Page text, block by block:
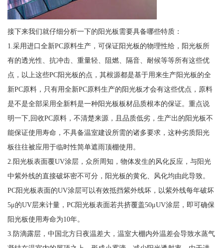
接下来我们就仔细分析一下的阳光板需要具备哪些特质：
1.采用进口全新PC原料生产，可保证阳光板的物理性给，阳光板所
有的透光性、抗冲击、重量轻、阻燃、隔音、耐候等等所有这些优
点，以上这些PC阳光板的点，其根源都是基于用来生产阳光板的全
新PC原料，只有用全新PC原料生产的阳光板才会有这些优点，原料
是不是全部采用全新料是一种阳光板板材品质根本的保证。重点说
明一下,回收PC原料，不清楚来源，且品质低劣，生产出的阳光板不
能保证使用寿命，不具备温室建设所需的诸多要求，这种劣质阳光
板往往被应用于临时性简单遮雨顶棚使用。
2.阳光板表面覆UV涂层，众所周知，物体发生的风化反应，与阳光
中紫外线的直接破坏密不可分，阳光板的黄化、风化均由此导致。
PC阳光板表面的UV涂层可以有效抵挡紫外线坏，以紫外线每年破坏
5μ的UV层来计量，PC阳光板表面若共挤覆盖50μUV涂层，即可确保
阳光板使用寿命为10年。
3.防滴露层，中国北方日夜温差大，温室大棚内外温差会导致水蒸气